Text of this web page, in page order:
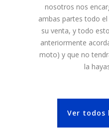
nosotros nos
ambas partes todo
su venta, y todo
anteriormente
moto) y que no
la
Ver todos